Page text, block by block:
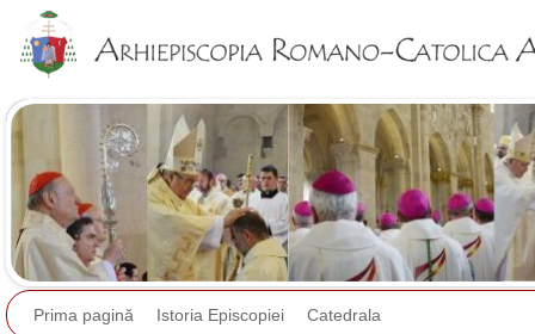
Prima pagină Istoria Episcopiei Catedrala